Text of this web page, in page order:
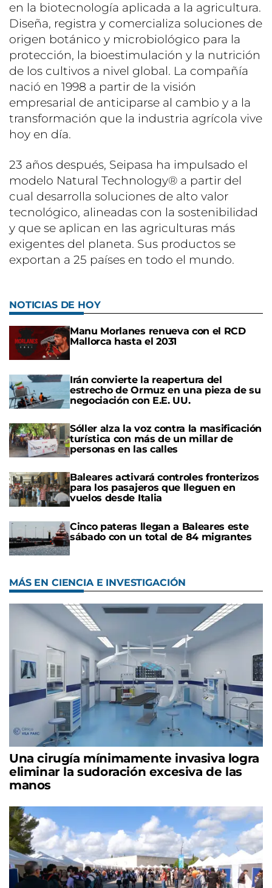
en la biotecnología aplicada a la agricultura.
Diseña, registra y comercializa soluciones de
origen botánico y microbiológico para la
protección, la bioestimulación y la nutrición
de los cultivos a nivel global. La compañía
nació en 1998 a partir de la visión
empresarial de anticiparse al cambio y a la
transformación que la industria agrícola vive
hoy en día.
23 años después, Seipasa ha impulsado el
modelo Natural Technology® a partir del
cual desarrolla soluciones de alto valor
tecnológico, alineadas con la sostenibilidad
y que se aplican en las agriculturas más
exigentes del planeta. Sus productos se
exportan a 25 países en todo el mundo.
NOTICIAS DE HOY
Manu Morlanes renueva con el RCD
Mallorca hasta el 2031
Irán convierte la reapertura del
estrecho de Ormuz en una pieza de su
negociación con E.E. UU.
Sóller alza la voz contra la masificación
turística con más de un millar de
personas en las calles
Baleares activará controles fronterizos
para los pasajeros que lleguen en
vuelos desde Italia
Cinco pateras llegan a Baleares este
sábado con un total de 84 migrantes
MÁS EN CIENCIA E INVESTIGACIÓN
Una cirugía mínimamente invasiva logra
eliminar la sudoración excesiva de las
manos